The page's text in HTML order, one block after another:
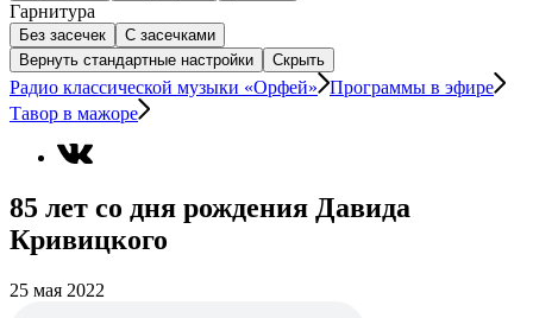
Гарнитура
Без засечек
С засечками
Вернуть стандартные настройки
Скрыть
Радио классической музыки «Орфей»
Программы в эфире
Тавор в мажоре
85 лет со дня рождения Давида
Кривицкого
25 мая 2022